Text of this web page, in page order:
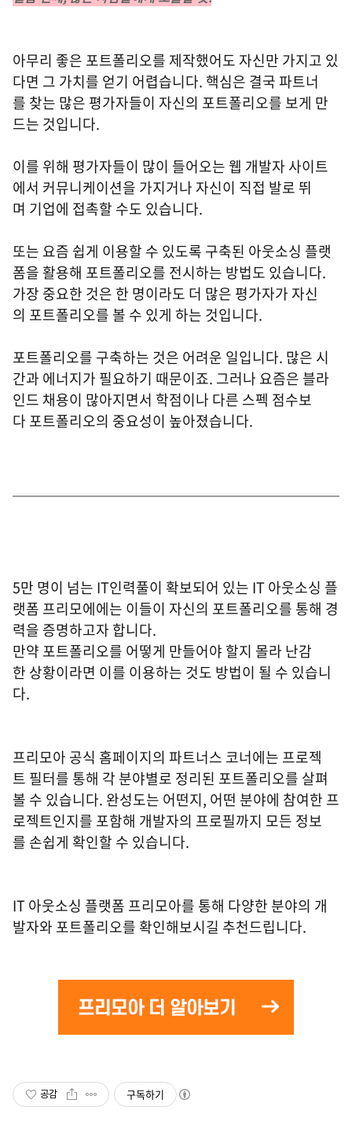
아무리 좋은 포트폴리오를 제작했어도 자신만 가지고 있
다면 그 가치를 얻기 어렵습니다. 핵심은 결국 파트너
를 찾는 많은 평가자들이 자신의 포트폴리오를 보게 만
드는 것입니다.
이를 위해 평가자들이 많이 들어오는 웹 개발자 사이트
에서 커뮤니케이션을 가지거나 자신이 직접 발로 뛰
며 기업에 접촉할 수도 있습니다.
또는 요즘 쉽게 이용할 수 있도록 구축된 아웃소싱 플랫
폼을 활용해 포트폴리오를 전시하는 방법도 있습니다.
가장 중요한 것은 한 명이라도 더 많은 평가자가 자신
의 포트폴리오를 볼 수 있게 하는 것입니다.
포트폴리오를 구축하는 것은 어려운 일입니다. 많은 시
간과 에너지가 필요하기 때문이죠. 그러나 요즘은 블라
인드 채용이 많아지면서 학점이나 다른 스펙 점수보
다 포트폴리오의 중요성이 높아졌습니다.
5만 명이 넘는 IT인력풀이 확보되어 있는 IT 아웃소싱 플
랫폼 프리모에에는 이들이 자신의 포트폴리오를 통해 경
력을 증명하고자 합니다.
만약 포트폴리오를 어떻게 만들어야 할지 몰라 난감
한 상황이라면 이를 이용하는 것도 방법이 될 수 있습니
다.
프리모아 공식 홈페이지의 파트너스 코너에는 프로젝
트 필터를 통해 각 분야별로 정리된 포트폴리오를 살펴
볼 수 있습니다. 완성도는 어떤지, 어떤 분야에 참여한 프
로젝트인지를 포함해 개발자의 프로필까지 모든 정보
를 손쉽게 확인할 수 있습니다.
IT 아웃소싱 플랫폼 프리모아를 통해 다양한 분야의 개
발자와 포트폴리오를 확인해보시길 추천드립니다.
공감 구독하기